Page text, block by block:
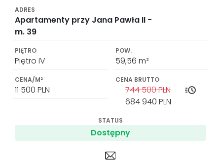
Apartamenty przy Jana Pawła II -
m. 39
Piętro IV 59,56 m²
11 500 PLN
744 500 PLN
684 940 PLN
Dostępny